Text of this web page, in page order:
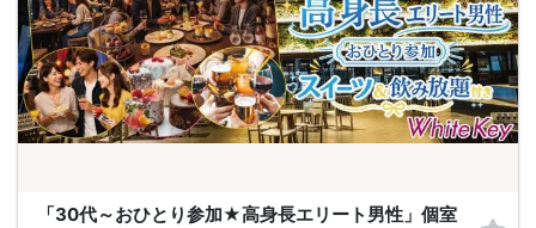
「30代～おひとり参加★高身長エリート男性」個室